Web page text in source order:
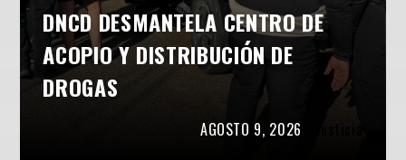
DNCD DESMANTELA CENTRO DE
ACOPIO Y DISTRIBUCIÓN DE
DROGAS
AGOSTO 9, 2026